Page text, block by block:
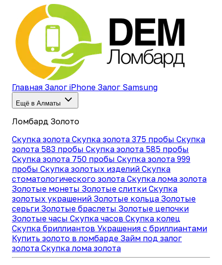
Главная Залог iPhone Залог Samsung
Ещё в Алматы
Ломбард Золото
Скупка золота Скупка золота 375 пробы Скупка
золота 583 пробы Скупка золота 585 пробы
Скупка золота 750 пробы Скупка золота 999
пробы Скупка золотых изделий Скупка
стоматологического золота Скупка лома золота
Золотые монеты Золотые слитки Скупка
золотых украшений Золотые кольца Золотые
серьги Золотые браслеты Золотые цепочки
Золотые часы Скупка часов Скупка колец
Скупка бриллиантов Украшения с бриллиантами
Купить золото в ломбарде Займ под залог
золота Скупка лома золота